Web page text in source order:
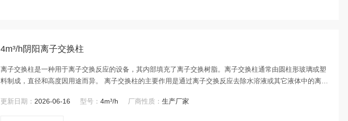
4m³/h阴阳离子交换柱
离子交换柱是一种用于离子交换反应的设备，其内部填充了离子交换树脂。离子交换柱通常由圆柱形玻璃或塑
料制成，直径和高度因用途而异。 离子交换柱的主要作用是通过离子交换反应去除水溶液或其它液体中的离子
附溶液中的离子，并通过离子交换反应将其去除。 离子交换柱在使用时通常与进料泵、再生泵、洗涤泵等设备
更新日期： 2026-06-16 型号：4m³/h 厂商性质：生产厂家